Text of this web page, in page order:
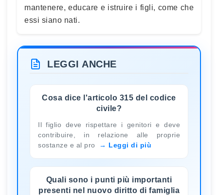
mantenere, educare e istruire i figli, come che
essi siano nati.
LEGGI ANCHE
Cosa dice l'articolo 315 del codice
civile?
Il figlio deve rispettare i genitori e deve
contribuire, in relazione alle proprie
sostanze e al pro
Leggi di più
Quali sono i punti più importanti
presenti nel nuovo diritto di famiglia